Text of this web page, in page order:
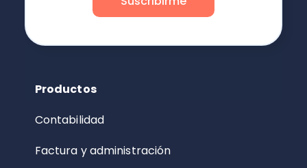
Productos
Contabilidad
Factura y administración